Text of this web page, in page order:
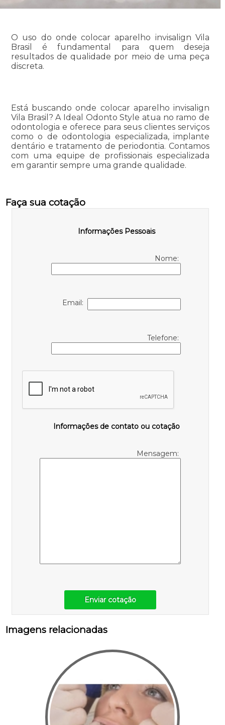
O uso do onde colocar aparelho invisalign Vila
Brasil é fundamental para quem deseja
resultados de qualidade por meio de uma peça
discreta.
Está buscando onde colocar aparelho invisalign
Vila Brasil? A Ideal Odonto Style atua no ramo de
odontologia e oferece para seus clientes serviços
como o de odontologia especializada, implante
dentário e tratamento de periodontia. Contamos
com uma equipe de profissionais especializada
em garantir sempre uma grande qualidade.
Faça sua cotação
Informações Pessoais
Nome:
Email:
Telefone:
Informações de contato ou cotação
Mensagem:
Enviar cotação
Imagens relacionadas